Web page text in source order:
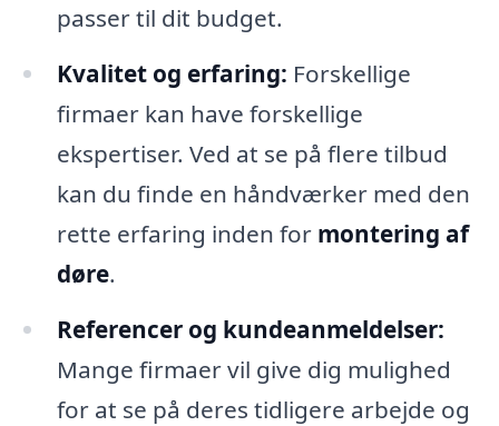
passer til dit budget.
Kvalitet og erfaring: Forskellige
firmaer kan have forskellige
ekspertiser. Ved at se på flere tilbud
kan du finde en håndværker med den
rette erfaring inden for montering af
døre.
Referencer og kundeanmeldelser:
Mange firmaer vil give dig mulighed
for at se på deres tidligere arbejde og